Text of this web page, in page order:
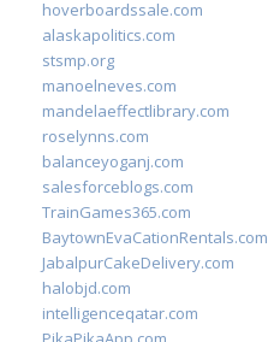
hoverboardssale.com
alaskapolitics.com
stsmp.org
manoelneves.com
mandelaeffectlibrary.com
roselynns.com
balanceyoganj.com
salesforceblogs.com
TrainGames365.com
BaytownEvaCationRentals.com
JabalpurCakeDelivery.com
halobjd.com
intelligenceqatar.com